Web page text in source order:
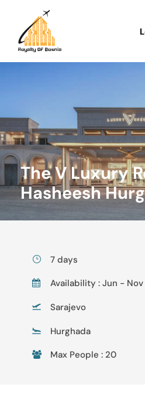
The V Luxury
Hasheesh
7 days
Availability : Jun - Nov
Sarajevo
Hurghada
Max People : 20